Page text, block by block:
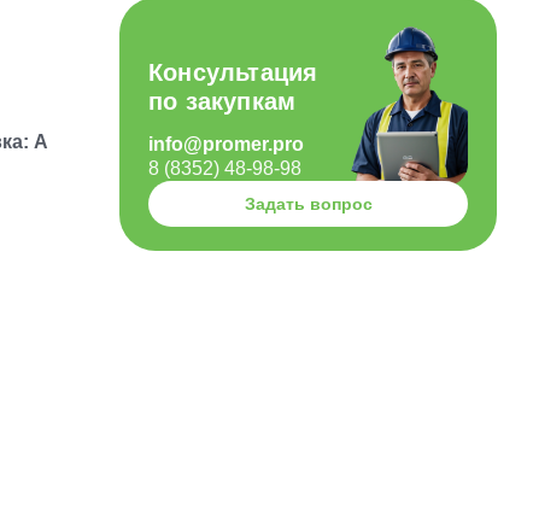
A
Консультация
по закупкам
info@promer.pro
8 (8352) 48-98-98
Задать вопрос